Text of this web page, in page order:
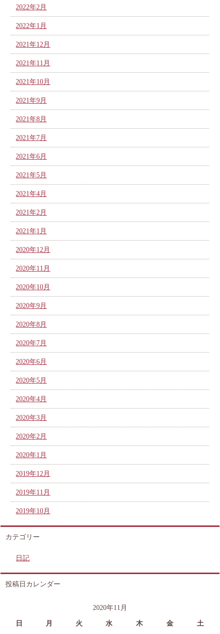
2022年2月
2022年1月
2021年12月
2021年11月
2021年10月
2021年9月
2021年8月
2021年7月
2021年6月
2021年5月
2021年4月
2021年2月
2021年1月
2020年12月
2020年11月
2020年10月
2020年9月
2020年8月
2020年7月
2020年6月
2020年5月
2020年4月
2020年3月
2020年2月
2020年1月
2019年12月
2019年11月
2019年10月
カテゴリー
日記
投稿日カレンダー
2020年11月
日 月 火 水 木 金
土